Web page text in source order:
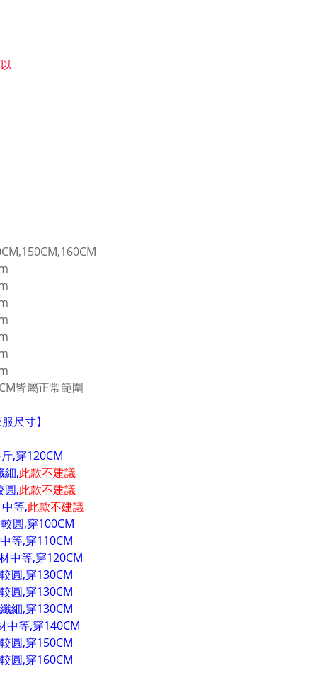
皆屬正常範圍
尺寸】
,穿120CM
細,此款不建議
圓,此款不建議
等,此款不建議
圓,穿100CM
等,穿110CM
中等,穿120CM
圓,穿130CM
圓,穿130CM
細,穿130CM
中等,穿140CM
圓,穿150CM
圓,穿160CM